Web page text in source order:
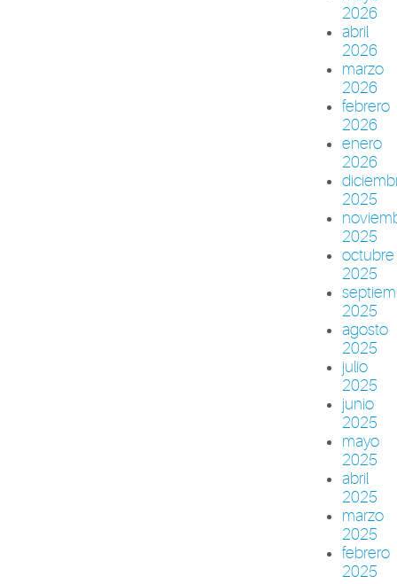
2026
abril
2026
marzo
2026
febrero
2026
enero
2026
2025
2025
octubre
2025
2025
agosto
2025
julio
2025
junio
2025
mayo
2025
abril
2025
marzo
2025
febrero
2025